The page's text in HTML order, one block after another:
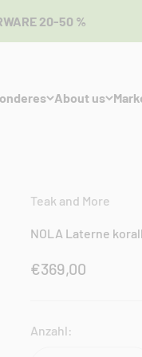
20-50 %
About us
Teak and More
NOLA Laterne
Angebot
€369,00
Anzahl: